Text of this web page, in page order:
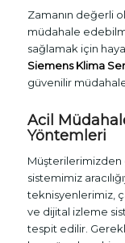
Zamanın değerli
müdahale
sağlamak için
Siemens Klima
güvenilir
Acil
Yöntemleri
Müşterilerimizden
sistemimiz
teknisyenlerimiz,
ve dijital izleme
tespit edilir. Gerekli